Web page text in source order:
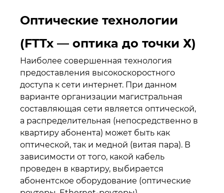
Оптические технологии
(FTTx — оптика до точки Х)
Наиболее совершенная технология
предоставления высокоскоростного
доступа к сети интернет. При данном
варианте организации магистральная
составляющая сети является оптической,
а распределительная (непосредственно в
квартиру абонента) может быть как
оптической, так и медной (витая пара). В
зависимости от того, какой кабель
проведен в квартиру, выбирается
абонентское оборудование (оптические